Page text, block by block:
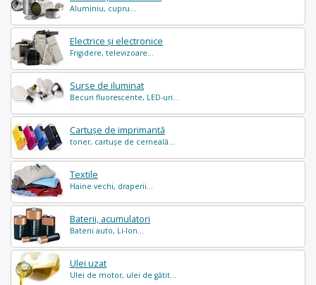
Aluminiu, cupru...
Electrice și electronice
Frigidere, televizoare...
Surse de iluminat
Becuri fluorescente, LED-uri...
Cartușe de imprimantă
toner, cartușe de cerneală...
Textile
Haine vechi, draperii...
Baterii, acumulatori
Baterii auto, Li-Ion...
Ulei uzat
Ulei de motor, ulei de gătit...